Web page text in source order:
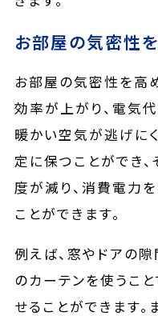
お部屋の気密性を
お部屋の気密性を高
効率が上がり、電気
暖かい空気が逃げに
定に保つことができ
度が減り、消費電力
ことができます。
例えば、窓やドアの
のカーテンを使うこ
せることができます